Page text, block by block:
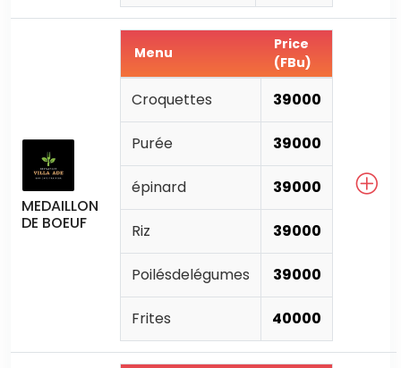
MEDAILLON
DE BOEUF
Menu
Price
(FBu)
Croquettes 39000
Purée 39000
épinard 39000
Riz 39000
Poilésdelégumes 39000
Frites 40000